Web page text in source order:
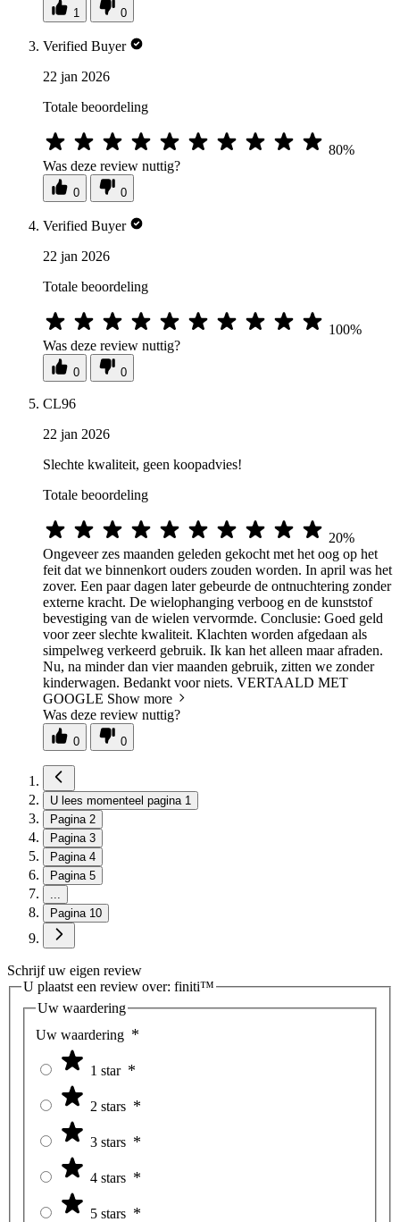
1 0
Verified Buyer
22 jan 2026
Totale beoordeling
80%
Was deze review nuttig?
0 0
Verified Buyer
22 jan 2026
Totale beoordeling
100%
Was deze review nuttig?
0 0
CL96
22 jan 2026
Slechte kwaliteit, geen koopadvies!
Totale beoordeling
20%
Ongeveer zes maanden geleden gekocht met het oog op het
feit dat we binnenkort ouders zouden worden. In april was het
zover. Een paar dagen later gebeurde de ontnuchtering zonder
externe kracht. De wielophanging verboog en de kunststof
bevestiging van de wielen vervormde. Conclusie: Goed geld
voor zeer slechte kwaliteit. Klachten worden afgedaan als
simpelweg verkeerd gebruik. Ik kan het alleen maar afraden.
Nu, na minder dan vier maanden gebruik, zitten we zonder
kinderwagen. Bedankt voor niets. VERTAALD MET
GOOGLE Show more
Was deze review nuttig?
0 0
U lees momenteel pagina 1
Pagina 2
Pagina 3
Pagina 4
Pagina 5
...
Pagina 10
Schrijf uw eigen review
U plaatst een review over: finiti™
Uw waardering
Uw waardering
1 star
2 stars
3 stars
4 stars
5 stars